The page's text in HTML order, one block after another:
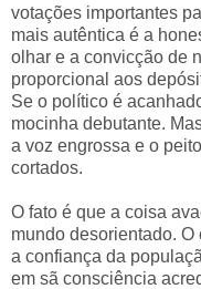
votações importantes
mais autêntica é a
olhar e a convicção de
proporcional aos
Se o político é
mocinha debutante.
a voz engrossa e o
cortados.
O fato é que a coisa
mundo desorientado.
a confiança da
em sã consciência